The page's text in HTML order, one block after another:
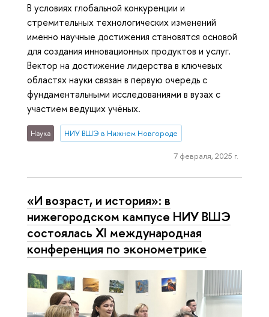
В условиях глобальной конкуренции и
стремительных технологических изменений
именно научные достижения становятся основой
для создания инновационных продуктов и услуг.
Вектор на достижение лидерства в ключевых
областях науки связан в первую очередь с
фундаментальными исследованиями в вузах с
участием ведущих учёных.
Наука НИУ ВШЭ в Нижнем Новгороде
7 февраля, 2025 г.
«И возраст, и история»: в
нижегородском кампусе НИУ ВШЭ
состоялась XI международная
конференция по эконометрике